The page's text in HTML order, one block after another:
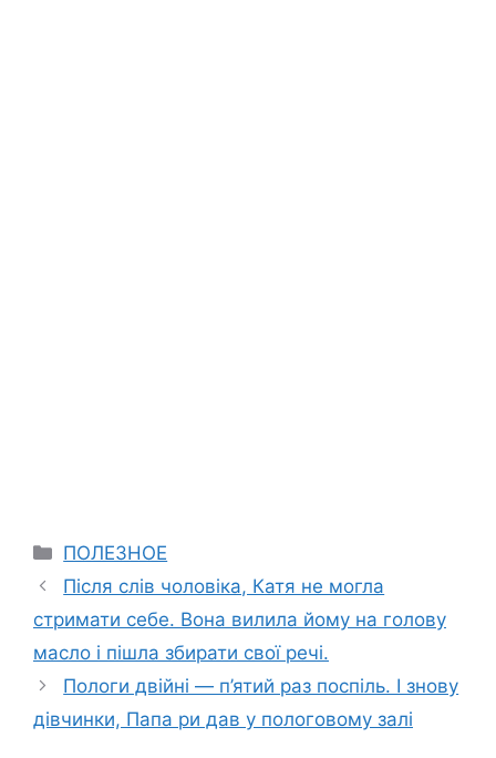
Categories
ПОЛЕЗНОЕ
Після слів чоловіка, Катя не могла
стримати себе. Вона вилила йому на голову
масло і пішла збирати свої речі.
Пологи двійні — п’ятий раз поспіль. І знову
дівчинки, Папа ри дав у пологовому залі